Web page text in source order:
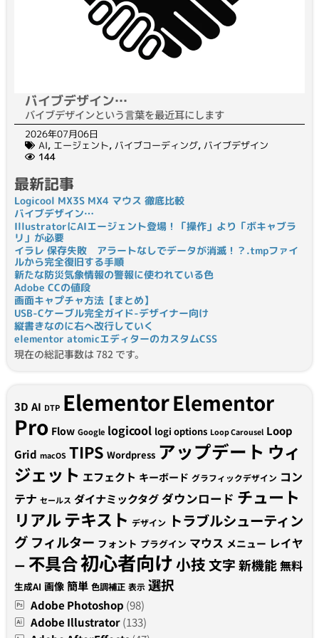
バイブデザイン…
バイブデザインという言葉を最近耳にします
2026年07月06日
AI, エージェント, バイブコーディング, バイブデザイン
144
最新記事
Logicool MX3S MX4 マウス 徹底比較
バイブデザイン…
IllustratorにAIエージェント登場！「操作」より「ボキャブラ
リ」が必要
イラレ 保存失敗 アラートなしでデータが消滅！？.tmpファイ
ルから完全復旧する手順
新たな防災気象情報の警報に使われている色
Adobe CCの値段
画面キャプチャ方法【まとめ】
USB-Cケーブル完全ガイド-デザイナー向け
縦書きなのに右へ改行していく
elementor atomicエディターのカスタムCSS
現在の総記事数は 782 です。
3D AI DTP ElementorElementor
Pro Flow Google logicool logi options Loop Carousel Loop
Grid macOS TIPS Wordpress アップデート ウィ
ジェット エフェクト キーボード グラフィックデザイン コン
テナ セールス ダイナミックタグダウンロード チュート
リアルテキスト デザイン トラブルシューティン
グ フィルター フォント プラグイン マウス メニュー レイヤ
ー 不具合初心者向け小技文字新機能無料
生成AI 画像 簡単 色調補正 表示 選択
Adobe Photoshop (98)
Adobe Illustrator(133)